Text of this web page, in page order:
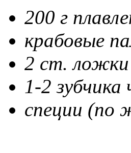
200 г
крабовые
2 ст. ложки
1-2 зубчика
специи (по